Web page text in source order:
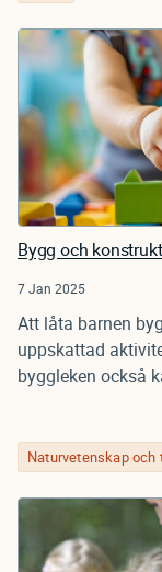
Bygg och
7 Jan 2025
Att låta barnen
uppskattad
byggleken också
Naturvetenskap och